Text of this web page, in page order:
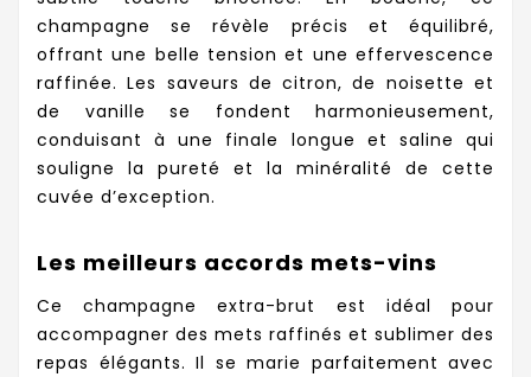
champagne se révèle précis et équilibré,
offrant une belle tension et une effervescence
raffinée. Les saveurs de citron, de noisette et
de vanille se fondent harmonieusement,
conduisant à une finale longue et saline qui
souligne la pureté et la minéralité de cette
cuvée d’exception.
Les meilleurs accords mets-vins
Ce champagne extra-brut est idéal pour
accompagner des mets raffinés et sublimer des
repas élégants. Il se marie parfaitement avec